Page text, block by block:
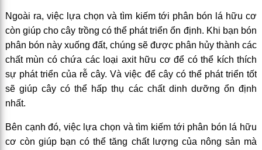
Ngoài ra, việc lựa chọn và tìm kiếm tới phân bón lá hữu cơ
còn giúp cho cây trồng có thể phát triển ổn định. Khi bạn bón
phân bón này xuống đất, chúng sẽ được phân hủy thành các
chất mùn có chứa các loại axit hữu cơ để có thể kích thích
sự phát triển của rễ cây. Và việc để cây có thể phát triển tốt
sẽ giúp cây có thể hấp thụ các chất dinh dưỡng ổn định
nhất.
Bên cạnh đó, việc lựa chọn và tìm kiếm tới phân bón lá hữu
cơ còn giúp bạn có thể tăng chất lượng của nông sản mà